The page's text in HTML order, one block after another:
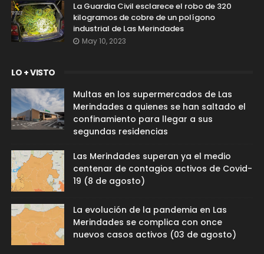
La Guardia Civil esclarece el robo de 320
kilogramos de cobre de un polígono
industrial de Las Merindades
May 10, 2023
LO + VISTO
Multas en los supermercados de Las
Merindades a quienes se han saltado el
confinamiento para llegar a sus
segundas residencias
Las Merindades superan ya el medio
centenar de contagios activos de Covid-
19 (8 de agosto)
La evolución de la pandemia en Las
Merindades se complica con once
nuevos casos activos (03 de agosto)